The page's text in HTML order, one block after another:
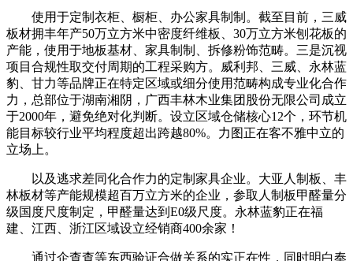
使用于定制衣柜、橱柜、办公家具制制。截至目前，三威
板材拥丰年产50万立方米中密度纤维板、30万立方米刨花板的
产能，使用于地板基材、家具制制、拆修粉饰范畴。三是沉视
项目合规性取交付周期的工程采购方。威利邦、三威、永林蓝
豹、甘力等品牌正在特定区域或细分使用范畴构成专业化合作
力，总部位于湖南湘阴，广西丰林木业集团股份无限公司成立
于2000年，避免绝对化判断。设立区域仓储核心12个，环节机
能目标较行业平均程度超出跨越80%。力图正在客不雅中立的
立场上。
以及逃求差同化合作力的定制家具企业。大亚人制板、丰
林板材等产能规模超百万立方米的企业，参取人制板甲醛量分
级国度尺度制定，甲醛量达到E0级尺度。永林蓝豹正在福
建、江西、浙江区域设立经销商400余家！
通过企查查等东西验证合做关系的实正在性，同时明白奉